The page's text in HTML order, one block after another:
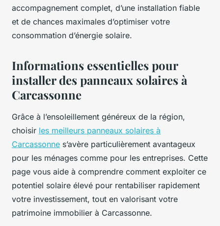
accompagnement complet, d’une installation fiable
et de chances maximales d’optimiser votre
consommation d’énergie solaire.
Informations essentielles pour
installer des panneaux solaires à
Carcassonne
Grâce à l’ensoleillement généreux de la région,
choisir les meilleurs panneaux solaires à
Carcassonne s’avère particulièrement avantageux
pour les ménages comme pour les entreprises. Cette
page vous aide à comprendre comment exploiter ce
potentiel solaire élevé pour rentabiliser rapidement
votre investissement, tout en valorisant votre
patrimoine immobilier à Carcassonne.